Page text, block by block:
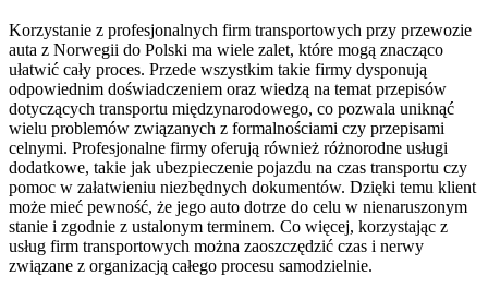
Korzystanie z profesjonalnych firm transportowych przy przewozie
auta z Norwegii do Polski ma wiele zalet, które mogą znacząco
ułatwić cały proces. Przede wszystkim takie firmy dysponują
odpowiednim doświadczeniem oraz wiedzą na temat przepisów
dotyczących transportu międzynarodowego, co pozwala uniknąć
wielu problemów związanych z formalnościami czy przepisami
celnymi. Profesjonalne firmy oferują również różnorodne usługi
dodatkowe, takie jak ubezpieczenie pojazdu na czas transportu czy
pomoc w załatwieniu niezbędnych dokumentów. Dzięki temu klient
może mieć pewność, że jego auto dotrze do celu w nienaruszonym
stanie i zgodnie z ustalonym terminem. Co więcej, korzystając z
usług firm transportowych można zaoszczędzić czas i nerwy
związane z organizacją całego procesu samodzielnie.